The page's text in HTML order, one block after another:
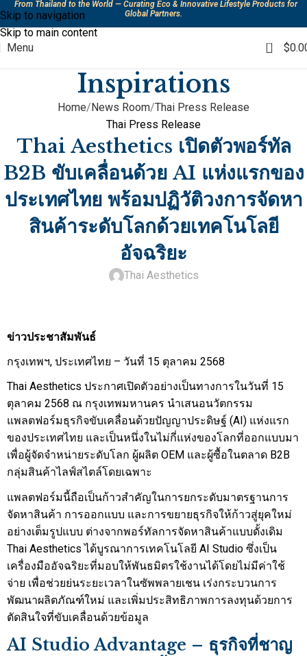
Skip to navigation
Skip to main content
From Thailand to the World — Curating Eco & Innovative Lifestyle Products for
Global Partners.
Menu 0 $
Inspirations
Home News Room Thai Press Release
Thai Press Release
Thai Aesthetics เปิดตัวพอร์ทัล
B2B ขับเคลื่อนด้วย AI แห่งแรกของ
ประเทศไทย พร้อมปฏิวัติวงการจัดหา
สินค้าระดับโลกด้วยเทคโนโลยี
อัจฉริยะ
Thai Aesthetics
ข่าวประชาสัมพันธ์
กรุงเทพฯ, ประเทศไทย – วันที่ 15 ตุลาคม 2568
Thai Aesthetics ประกาศเปิดตัวอย่างเป็นทางการในวันที่ 15
ตุลาคม 2568 ณ กรุงเทพมหานคร นำเสนอนวัตกรรม
แพลตฟอร์มธุรกิจขับเคลื่อนด้วยปัญญาประดิษฐ์ (AI) แห่งแรก
ของประเทศไทย และเป็นหนึ่งในไม่กี่แห่งของโลกที่ออกแบบมา
เพื่อผู้จัดจำหน่ายระดับโลก ผู้ผลิต OEM และผู้ซื้อในตลาด B2B
กลุ่มสินค้าไลฟ์สไตล์โดยเฉพาะ
แพลตฟอร์มนี้ถือเป็นก้าวสำคัญในการยกระดับมาตรฐานการ
จัดหาสินค้า การออกแบบ และการขยายธุรกิจให้ก้าวสู่ยุคใหม่
อย่างเต็มรูปแบบ ต่างจากพอร์ทัลการจัดหาสินค้าแบบดั้งเดิม
Thai Aesthetics ได้บูรณาการเทคโนโลยี AI Studio ซึ่งเป็น
เครื่องมืออัจฉริยะที่มอบให้พันธมิตรใช้งานได้โดยไม่มีค่าใช้
จ่าย เพื่อช่วยย่นระยะเวลาในซัพพลายเชน เร่งกระบวนการ
พัฒนาผลิตภัณฑ์ใหม่ และเพิ่มประสิทธิภาพการลงทุนด้วยการ
ตัดสินใจที่ขับเคลื่อนด้วยข้อมูล
AI Studio Advantage – ธุรกิจที่ชาญ